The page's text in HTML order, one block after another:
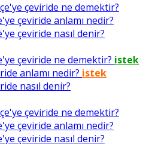
çeviride ne demektir?
çeviride anlamı nedir?
çeviride nasıl denir?
çeviride ne demektir? istek
anlamı nedir? istek
nasıl denir?
çeviride ne demektir?
çeviride anlamı nedir?
çeviride nasıl denir?